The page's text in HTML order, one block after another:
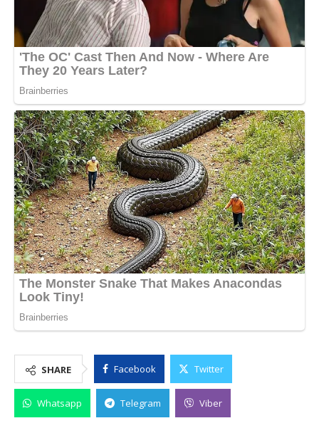
SHARE Facebook Twitter
Whatsapp Telegram Viber